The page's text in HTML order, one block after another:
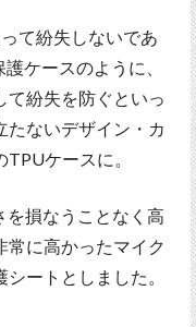
て紛失しないであ
ケースのように、
て紛失を防ぐといっ
たないデザイン・カ
ケースに。
を損なうことなく高
に高かったマイク
ートとしました。